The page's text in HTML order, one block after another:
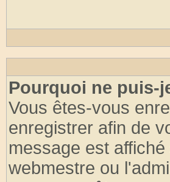
Pourquoi ne puis-
Vous êtes-vous
enregistrer afin de
message est
webmestre ou